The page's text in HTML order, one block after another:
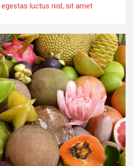
luctus nisl, sit amet